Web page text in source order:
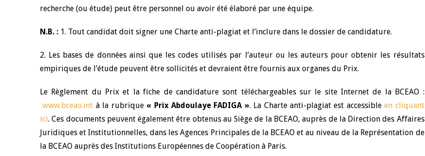
recherche (ou étude) peut être personnel ou avoir été élaboré par une équipe.
N.B. : 1. Tout candidat doit signer une Charte anti-plagiat et l’inclure dans le dossier de candidature.
2. Les bases de données ainsi que les codes utilisés par l’auteur ou les auteurs pour obtenir les résultats
empiriques de l’étude peuvent être sollicités et devraient être fournis aux organes du Prix.
Le Règlement du Prix et la fiche de candidature sont téléchargeables sur le site Internet de la BCEAO :
www.bceao.int à la rubrique « Prix Abdoulaye FADIGA ». La Charte anti-plagiat est accessibleen cliquant
ici. Ces documents peuvent également être obtenus au Siège de la BCEAO, auprès de la Direction des Affaires
Juridiques et Institutionnelles, dans les Agences Principales de la BCEAO et au niveau de la Représentation de
la BCEAO auprès des Institutions Européennes de Coopération à Paris.